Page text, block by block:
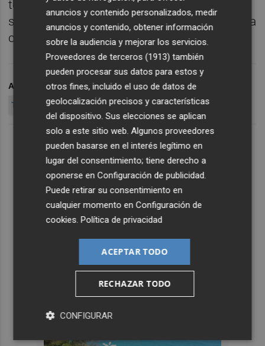
territorio, su carácter innovador, seguro y
sostenible y su determinante incidencia en la
conectividad y conexión con el mundo".
ARCHIVADO EN ALTA VELOCIDAD
FERROCARRIL
TRANSPORTES
anuncios y contenido personalizados, medir
anuncios y contenido, obtener información
sobre la audiencia y mejorar los servicios.
Proveedores de terceros (1913) también
pueden procesar sus datos para estos y
otros fines, incluido el uso de datos de
geolocalización precisos y características
del dispositivo. Sus elecciones se aplican
solo a este sitio web. Algunos proveedores
pueden basarse en el interés legítimo en
lugar del consentimiento; tiene derecho a
oponerse enConfiguración de publicidad.
Puede retirar su consentimiento en
cualquier momento enConfiguración de
cookies.Política de privacidad
ACEPTAR TODO
RECHAZAR TODO
CONFIGURAR